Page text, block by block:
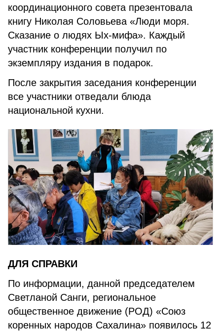
координационного совета презентовала
книгу Николая Соловьева «Люди моря.
Сказание о людях Ых-мифа». Каждый
участник конференции получил по
экземпляру издания в подарок.
После закрытия заседания конференции
все участники отведали блюда
национальной кухни.
ДЛЯ СПРАВКИ
По информации, данной председателем
Светланой Санги, региональное
общественное движение (РОД) «Союз
коренных народов Сахалина» появилось 12